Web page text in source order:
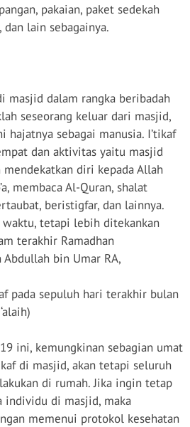
pakaian, paket sedekah
lain sebagainya.
masjid dalam rangka beribadah
seseorang keluar dari masjid,
hajatnya sebagai manusia. I’tikaf
dan aktivitas yaitu masjid
diri kepada Allah
membaca Al-Quran, shalat
beristigfar, dan lainnya.
waktu, tetapi lebih ditekankan
terakhir Ramadhan
bin Umar RA,
pada sepuluh hari terakhir bulan
ini, kemungkinan sebagian umat
di masjid, akan tetapi seluruh
di rumah. Jika ingin tetap
individu di masjid, maka
memenui protokol kesehatan